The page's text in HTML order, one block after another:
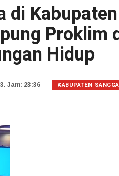
di
Proklim
Hidup
Jam: 23:36 KABUPATEN